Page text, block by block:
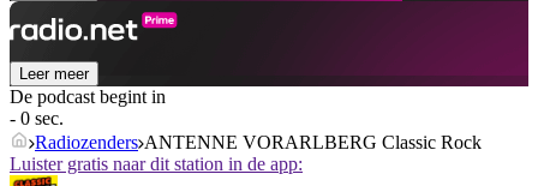
Leer meer
De podcast begint in
- 0 sec.
Radiozenders ANTENNE VORARLBERG Classic Rock
Luister gratis naar dit station in de app: